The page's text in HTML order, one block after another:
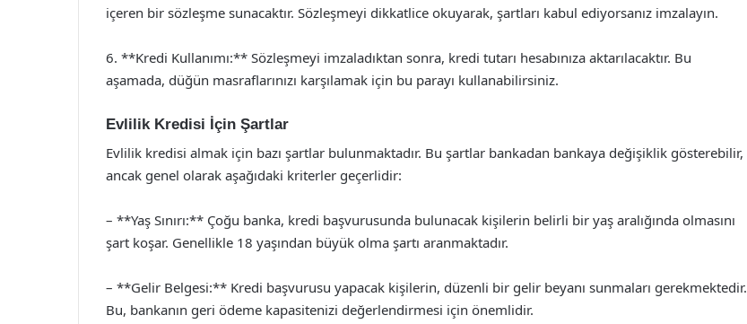
içeren bir sözleşme sunacaktır. Sözleşmeyi dikkatlice okuyarak, şartları kabul ediyorsanız imzalayın.
6. **Kredi Kullanımı:** Sözleşmeyi imzaladıktan sonra, kredi tutarı hesabınıza aktarılacaktır. Bu
aşamada, düğün masraflarınızı karşılamak için bu parayı kullanabilirsiniz.
Evlilik Kredisi İçin Şartlar
Evlilik kredisi almak için bazı şartlar bulunmaktadır. Bu şartlar bankadan bankaya değişiklik gösterebilir,
ancak genel olarak aşağıdaki kriterler geçerlidir:
– **Yaş Sınırı:** Çoğu banka, kredi başvurusunda bulunacak kişilerin belirli bir yaş aralığında olmasını
şart koşar. Genellikle 18 yaşından büyük olma şartı aranmaktadır.
– **Gelir Belgesi:** Kredi başvurusu yapacak kişilerin, düzenli bir gelir beyanı sunmaları gerekmektedir.
Bu, bankanın geri ödeme kapasitenizi değerlendirmesi için önemlidir.